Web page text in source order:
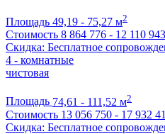
Площадь 49,19 - 75,27 м2
Стоимость 8 864 776 - 12 110 943
Скидка: Бесплатное
4 - комнатные
чистовая
Площадь 74,61 - 111,52 м2
Стоимость 13 056 750 - 17 932
Скидка: Бесплатное